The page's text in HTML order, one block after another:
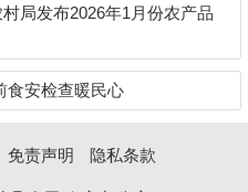
局发布2026年1月份农产品
食安检查暖民心
免责声明 隐私条款